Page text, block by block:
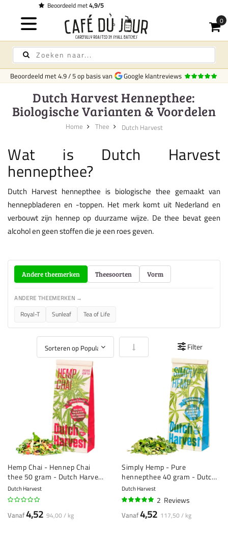
Gratis bezorging
Beoordeeld met4.9/5op basis van Google klantreviews
Dutch Harvest Hennepthee:
Biologische Varianten & Voordelen
Home Thee Dutch Harvest
Wat is Dutch Harvest
hennepthee?
Dutch Harvest hennepthee is biologische thee gemaakt van
hennepbladeren en -toppen. Het merk komt uit Nederland en
verbouwt zijn hennep op duurzame wijze. De thee bevat geen
alcohol en geen stoffen die je een roes geven.
Andere theemerken Theesoorten Vorm
ANDERE THEEMERKEN →
Royal-T Sunleaf Tea of Life
Van laag naar hoog sorteren
Filter
Hemp Chai - Hennep Chai
thee 50 gram - Dutch Harvest
losse thee
Dutch Harvest
Vanaf4,52 94,00 / kg
Simply Hemp - Pure
hennepthee 40 gram - Dutch
Harvest losse thee
Dutch Harvest
2 Reviews
Vanaf4,52 117,50 / kg